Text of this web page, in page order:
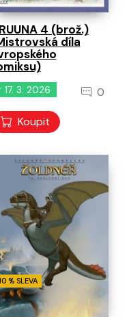
4 (brož.)
díla
17. 3. 2026 0
Koupit
% SLEVA